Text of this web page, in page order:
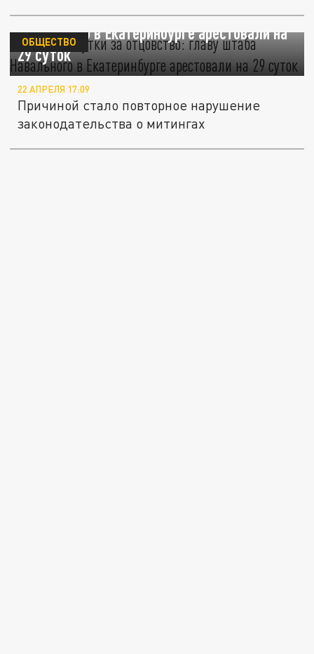
Скостили сутки за отцовство: главу штаба
Навального в Екатеринбурге арестовали на
29 суток
ОБЩЕСТВО
22 АПРЕЛЯ 17:09
Причиной стало повторное нарушение
законодательства о митингах